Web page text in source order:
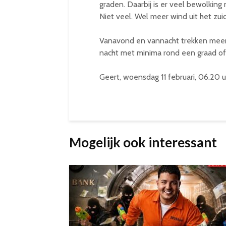
graden. Daarbij is er veel
Niet veel. Wel meer wind uit het
Vanavond en vannacht trekken
nacht met minima rond een graad
Geert, woensdag 11 februari, 06.20
Mogelijk ook interessant